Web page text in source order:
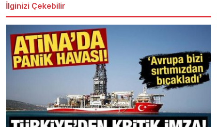
İlginizi Çekebilir